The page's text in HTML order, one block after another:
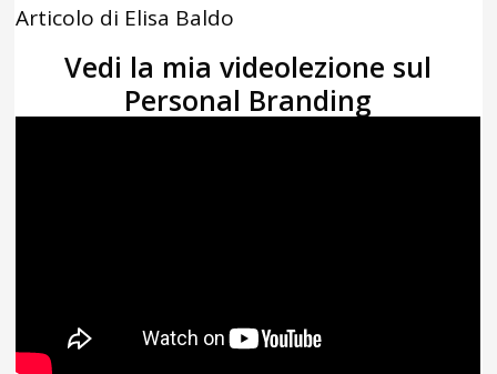
Articolo di Elisa Baldo
Vedi la mia videolezione sul
Personal Branding